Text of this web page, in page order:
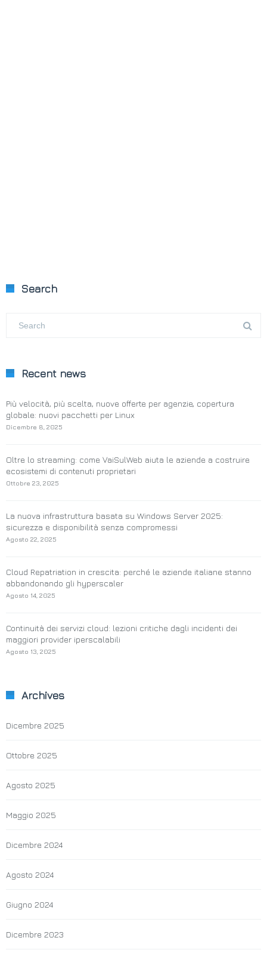
Search
Recent news
Più velocità, più scelta, nuove offerte per agenzie, copertura
globale: nuovi pacchetti per Linux
Dicembre 8, 2025
Oltre lo streaming: come VaiSulWeb aiuta le aziende a costruire
ecosistemi di contenuti proprietari
Ottobre 23, 2025
La nuova infrastruttura basata su Windows Server 2025:
sicurezza e disponibilità senza compromessi
Agosto 22, 2025
Cloud Repatriation in crescita: perché le aziende italiane stanno
abbandonando gli hyperscaler
Agosto 14, 2025
Continuità dei servizi cloud: lezioni critiche dagli incidenti dei
maggiori provider iperscalabili
Agosto 13, 2025
Archives
Dicembre 2025
Ottobre 2025
Agosto 2025
Maggio 2025
Dicembre 2024
Agosto 2024
Giugno 2024
Dicembre 2023